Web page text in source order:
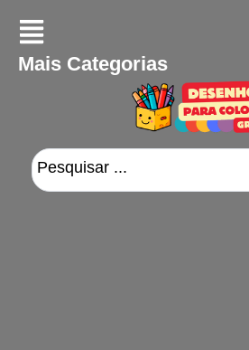
Mais Categorias